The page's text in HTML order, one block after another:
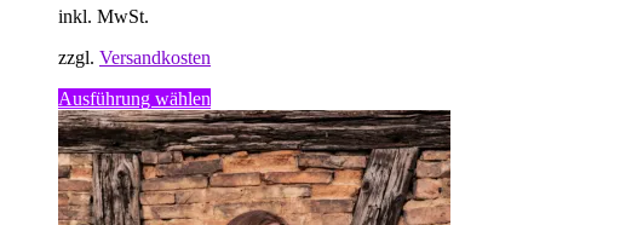
inkl. MwSt.
zzgl. Versandkosten
Ausführung wählen
Produkt
weist
mehrere
Varianten
auf.